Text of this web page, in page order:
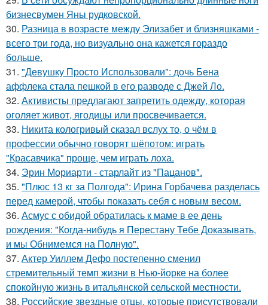
бизнесвумен Яны рудковской.
30. Разница в возрасте между Элизабет и близняшками -
всего три года, но визуально она кажется гораздо
больше.
31. "Девушку Просто Использовали": дочь Бена
аффлека стала пешкой в его разводе с Джей Ло.
32. Активисты предлагают запретить одежду, которая
оголяет живот, ягодицы или просвечивается.
33. Никита кологривый сказал вслух то, о чём в
профессии обычно говорят шёпотом: играть
"Красавчика" проще, чем играть лоха.
34. Эрин Мориарти - старлайт из "Пацанов".
35. "Плюс 13 кг за Полгода": Ирина Горбачева разделась
перед камерой, чтобы показать себя с новым весом.
36. Асмус с обидой обратилась к маме в ее день
рождения: "Когда-нибудь я Перестану Тебе Доказывать,
и мы Обнимемся на Полную".
37. Актер Уиллем Дефо постепенно сменил
стремительный темп жизни в Нью-йорке на более
спокойную жизнь в итальянской сельской местности.
38. Российские звездные отцы, которые присутствовали